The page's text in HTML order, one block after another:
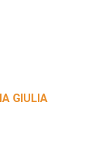
GIULIA